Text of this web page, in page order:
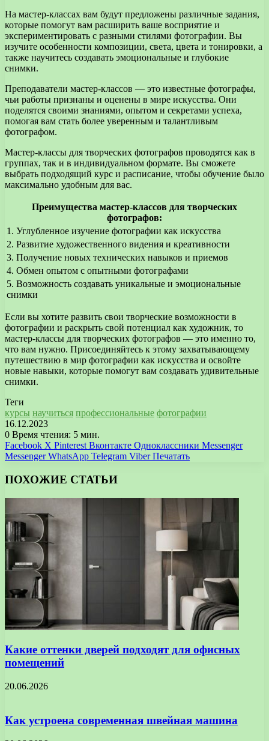
На мастер-классах вам будут предложены различные задания,
которые помогут вам расширить ваше восприятие и
экспериментировать с разными стилями фотографии. Вы
изучите особенности композиции, света, цвета и тонировки, а
также научитесь создавать эмоциональные и глубокие
снимки.
Преподаватели мастер-классов — это известные фотографы,
чьи работы признаны и оценены в мире искусства. Они
поделятся своими знаниями, опытом и секретами успеха,
помогая вам стать более уверенным и талантливым
фотографом.
Мастер-классы для творческих фотографов проводятся как в
группах, так и в индивидуальном формате. Вы сможете
выбрать подходящий курс и расписание, чтобы обучение было
максимально удобным для вас.
Преимущества мастер-классов для творческих
фотографов:
1. Углубленное изучение фотографии как искусства
2. Развитие художественного видения и креативности
3. Получение новых технических навыков и приемов
4. Обмен опытом с опытными фотографами
5. Возможность создавать уникальные и эмоциональные
снимки
Если вы хотите развить свои творческие возможности в
фотографии и раскрыть свой потенциал как художник, то
мастер-классы для творческих фотографов — это именно то,
что вам нужно. Присоединяйтесь к этому захватывающему
путешествию в мир фотографии как искусства и освойте
новые навыки, которые помогут вам создавать удивительные
снимки.
Теги
курсы научиться профессиональные фотографии
16.12.2023
0 Время чтения: 5 мин.
Facebook X Pinterest Вконтакте Одноклассники Messenger
Messenger WhatsApp Telegram Viber Печатать
ПОХОЖИЕ СТАТЬИ
Какие оттенки дверей подходят для офисных
помещений
20.06.2026
Как устроена современная швейная машина